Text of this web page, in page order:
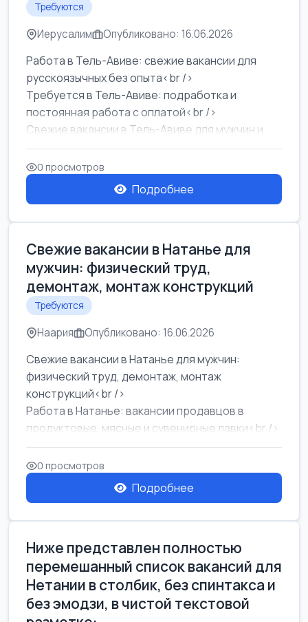
Требуются
Иерусалим Опубликовано: 16.06.2026
Работа в Тель-Авиве: свежие вакансии для
русскоязычных без опыта<br />
Требуется в Тель-Авиве: подработка и
постоянная работа с оплатой<br />
Свежие вакансии в Тель-Авиве для мужчин и
женщин от хозя...
0 просмотров
Подробнее
Свежие вакансии в Натанье для
мужчин: физический труд,
демонтаж, монтаж конструкций
Требуются
Наария Опубликовано: 16.06.2026
Свежие вакансии в Натанье для мужчин:
физический труд, демонтаж, монтаж
конструкций<br />
Работа в Натанье: вакансии продавцов в
продуктовые, мясные и сувенирные лавки<br />
Разнорабочий на сборку м...
0 просмотров
Подробнее
Ниже представлен полностью
перемешанный список вакансий для
Нетании в столбик, без спинтакса и
без эмодзи, в чистой текстовой